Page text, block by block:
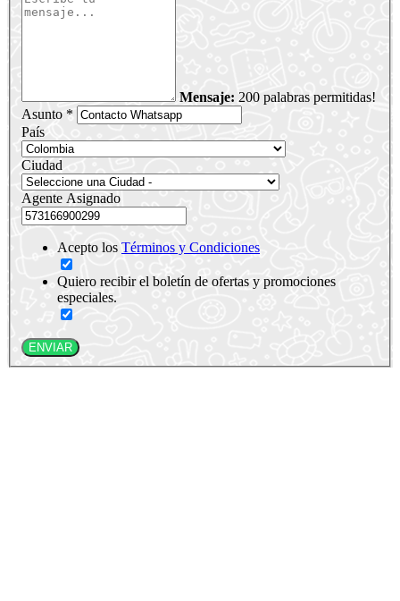
Mensaje: 200 palabras permitidas!
Asunto *
País
Ciudad
Agente Asignado
Acepto los Términos y Condiciones
Quiero recibir el boletín de ofertas y promociones
especiales.
ENVIAR